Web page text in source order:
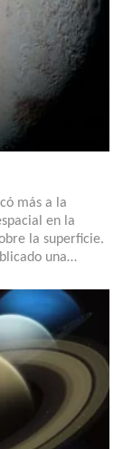
más a la
en la
la superficie.
una…